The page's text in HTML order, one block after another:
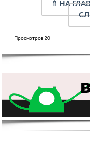
⇑ НА
Просмотров 20